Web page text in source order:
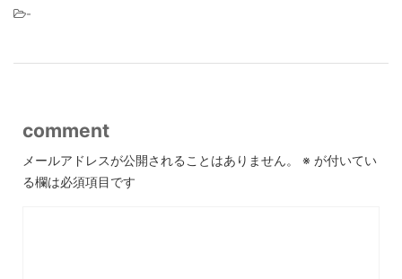
-
comment
メールアドレスが公開されることはありません。 ※ が付いてい
る欄は必須項目です